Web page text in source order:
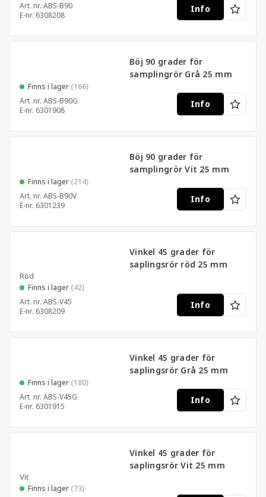
Art. nr. ABS-B90
E-nr. 6308208
Info
Böj 90 grader för
samplingrör Grå 25 mm
Finns i lager (166)
Art. nr. ABS-B90G
E-nr. 6301908
Info
Böj 90 grader för
samplingrör Vit 25 mm
Finns i lager (214)
Art. nr. ABS-B90V
E-nr. 6301239
Info
Vinkel 45 grader för
saplingsrör röd 25 mm
Röd
Finns i lager (42)
Art. nr. ABS-V45
E-nr. 6308209
Info
Vinkel 45 grader för
saplingsrör Grå 25 mm
Finns i lager (180)
Art. nr. ABS-V45G
E-nr. 6301915
Info
Vinkel 45 grader för
saplingsrör Vit 25 mm
Vit
Finns i lager (73)